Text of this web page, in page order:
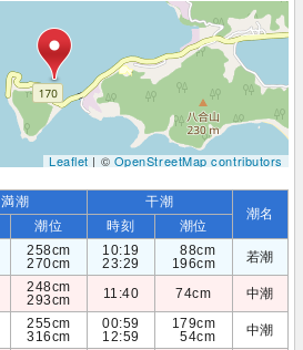
Leaflet| ©OpenStreetMap contributors
満潮 干潮
潮名
潮位 時刻
潮位
258cm
270cm
10:19
23:29
88cm
196cm
若潮
248cm
293cm
11:40 74cm 中潮
255cm
316cm
00:59
12:59
179cm
54cm
中潮